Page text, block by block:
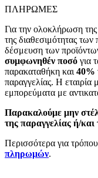
ΠΛΗΡΩΜΕΣ
Για την ολοκλήρωση της
της διαθεσιμότητας των
δέσμευση των
συμφωνηθέν ποσό για
παρακαταθήκη και 40%
παραγγελίας. Η εταιρία
εμπορεύματα με
Παρακαλούμε μην
της παραγγελίας ή/και
Περισσότερα για
πληρωμών.